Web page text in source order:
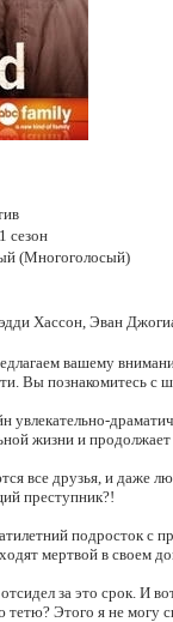
1 сезон
(Многоголосый)
Хассон, Эван
вашему
Вы познакомитесь
увлекательно-
жизни и продолжает
все друзья, и даже
преступник?!
подросток с
мертвой в своем
за это срок. И
Этого я не могу